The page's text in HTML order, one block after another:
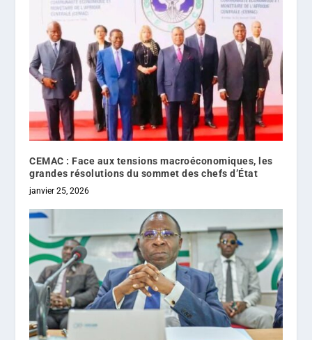
CEMAC : Face aux tensions macroéconomiques, les
grandes résolutions du sommet des chefs d’État
janvier 25, 2026